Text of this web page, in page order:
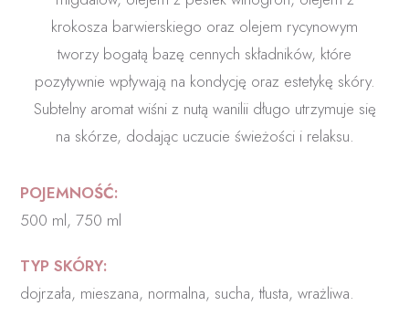
krokosza barwierskiego oraz olejem rycynowym
tworzy bogatą bazę cennych składników, które
pozytywnie wpływają na kondycję oraz estetykę skóry.
Subtelny aromat wiśni z nutą wanilii długo utrzymuje się
na skórze, dodając uczucie świeżości i relaksu.
POJEMNOŚĆ:
500 ml, 750 ml
TYP SKÓRY:
dojrzała, mieszana, normalna, sucha, tłusta, wrażliwa.